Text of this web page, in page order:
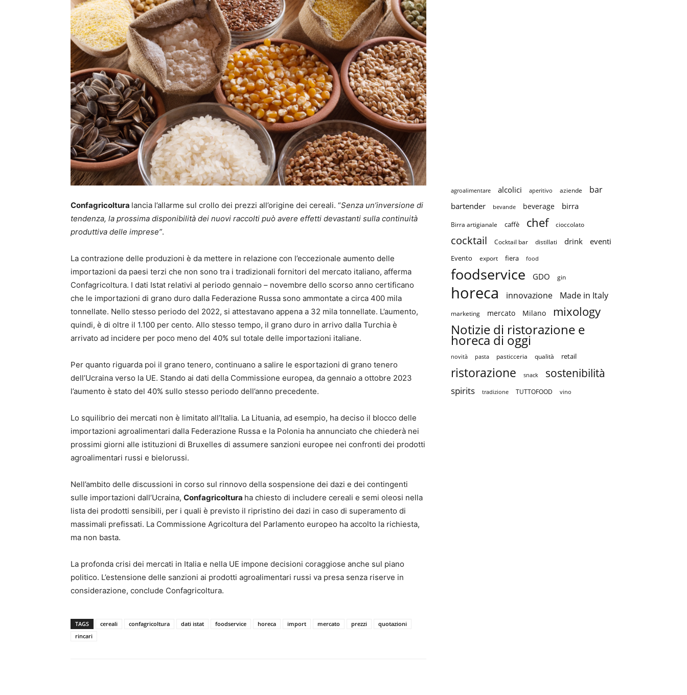
Confagricoltura lancia l’allarme sul crollo dei prezzi all’origine dei cereali. “Senza un’inversione di
tendenza, la prossima disponibilità dei nuovi raccolti può avere effetti devastanti sulla continuità
produttiva delle imprese”.
La contrazione delle produzioni è da mettere in relazione con l’eccezionale aumento delle
importazioni da paesi terzi che non sono tra i tradizionali fornitori del mercato italiano, afferma
Confagricoltura. I dati Istat relativi al periodo gennaio – novembre dello scorso anno certificano
che le importazioni di grano duro dalla Federazione Russa sono ammontate a circa 400 mila
tonnellate. Nello stesso periodo del 2022, si attestavano appena a 32 mila tonnellate. L’aumento,
quindi, è di oltre il 1.100 per cento. Allo stesso tempo, il grano duro in arrivo dalla Turchia è
arrivato ad incidere per poco meno del 40% sul totale delle importazioni italiane.
Per quanto riguarda poi il grano tenero, continuano a salire le esportazioni di grano tenero
dell’Ucraina verso la UE. Stando ai dati della Commissione europea, da gennaio a ottobre 2023
l’aumento è stato del 40% sullo stesso periodo dell’anno precedente.
Lo squilibrio dei mercati non è limitato all’Italia. La Lituania, ad esempio, ha deciso il blocco delle
importazioni agroalimentari dalla Federazione Russa e la Polonia ha annunciato che chiederà nei
prossimi giorni alle istituzioni di Bruxelles di assumere sanzioni europee nei confronti dei prodotti
agroalimentari russi e bielorussi.
Nell’ambito delle discussioni in corso sul rinnovo della sospensione dei dazi e dei contingenti
sulle importazioni dall’Ucraina, Confagricoltura ha chiesto di includere cereali e semi oleosi nella
lista dei prodotti sensibili, per i quali è previsto il ripristino dei dazi in caso di superamento di
massimali prefissati. La Commissione Agricoltura del Parlamento europeo ha accolto la richiesta,
ma non basta.
La profonda crisi dei mercati in Italia e nella UE impone decisioni coraggiose anche sul piano
politico. L’estensione delle sanzioni ai prodotti agroalimentari russi va presa senza riserve in
considerazione, conclude Confagricoltura.
TAGS cereali confagricoltura dati istat foodservice horeca import mercato prezzi
quotazioni
rincari
agroalimentare alcolici aperitivo aziende bar
bartender bevande beverage birra
Birra artigianale caffè chef cioccolato
cocktail Cocktail bar distillati drink eventi
Evento export fiera food
foodservice GDO gin
horeca innovazione Made in Italy
marketing mercato Milano mixology
Notizie di ristorazione e
horeca di oggi
novità pasta pasticceria qualità retail
ristorazione snack sostenibilità
spirits tradizione TUTTOFOOD vino